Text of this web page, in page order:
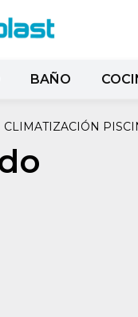
BAÑO
CLIMATIZACIÓN